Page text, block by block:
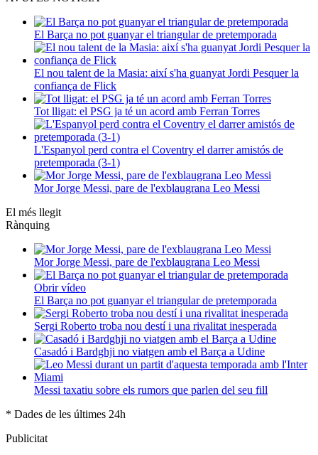
El Barça no pot guanyar el triangular de pretemporada
El nou talent de la Masia: així s'ha guanyat Jordi Pesquer la
confiança de Flick
Tot lligat: el PSG ja té un acord amb Ferran Torres
L'Espanyol perd contra el Coventry el darrer amistós de
pretemporada (3-1)
Mor Jorge Messi, pare de l'exblaugrana Leo Messi
El més llegit
Rànquing
Mor Jorge Messi, pare de l'exblaugrana Leo Messi
Obrir vídeo
El Barça no pot guanyar el triangular de pretemporada
Sergi Roberto troba nou destí i una rivalitat inesperada
Casadó i Bardghji no viatgen amb el Barça a Udine
Messi taxatiu sobre els rumors que parlen del seu fill
* Dades de les últimes 24h
Publicitat